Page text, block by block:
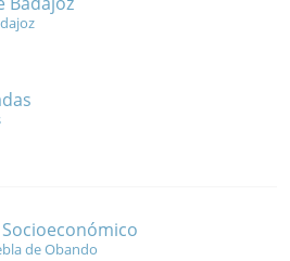
de Obando